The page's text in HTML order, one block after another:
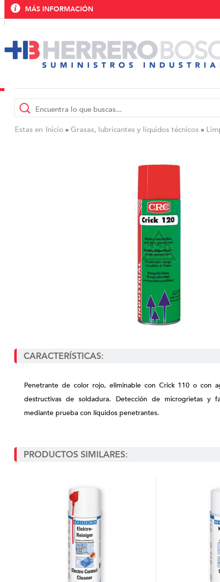
MÁS INFORMACIÓN
Estas en Inicio » Grasas, lubricantes y líquidos técnicos »
CARACTERÍSTICAS:
Penetrante de color rojo, eliminable con Crick 110 o con
destructivas de soldadura. Detección de microgrietas y
mediante prueba con líquidos penetrantes.
PRODUCTOS SIMILARES: